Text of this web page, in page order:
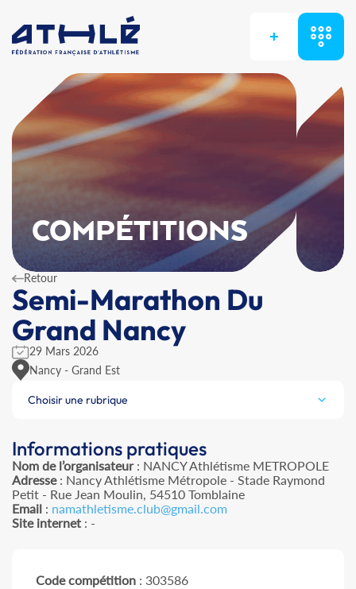
+
COMPÉTITIONS
Retour
Semi-Marathon Du
Grand Nancy
29 Mars 2026
Nancy - Grand Est
Choisir une rubrique
Informations pratiques
Nom de l’organisateur: NANCY Athlétisme METROPOLE
Adresse: Nancy Athlétisme Métropole - Stade Raymond
Petit - Rue Jean Moulin, 54510 Tomblaine
Email : namathletisme.club@gmail.com
Site internet : -
Code compétition : 303586